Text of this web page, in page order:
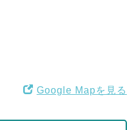
Google Mapを見る